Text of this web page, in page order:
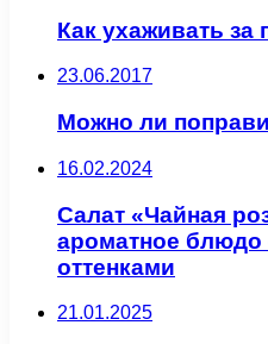
Как ухаживать
23.06.2017
Можно ли
16.02.2024
Салат «Чайная
ароматное
оттенками
21.01.2025